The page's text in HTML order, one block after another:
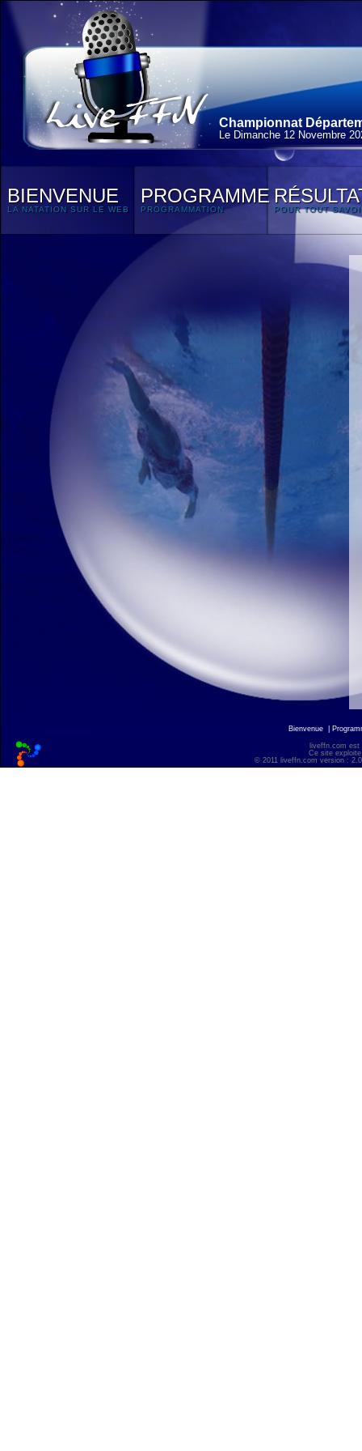
Championnat
Le Dimanche 12 Novembre
BIENVENUE
LA NATATION SUR LE WEB
PROGRAMME
PROGRAMMATION POUR TOUT
Bienvenue
liveffn.com est
Ce site
© 2011 liveffn.com version :